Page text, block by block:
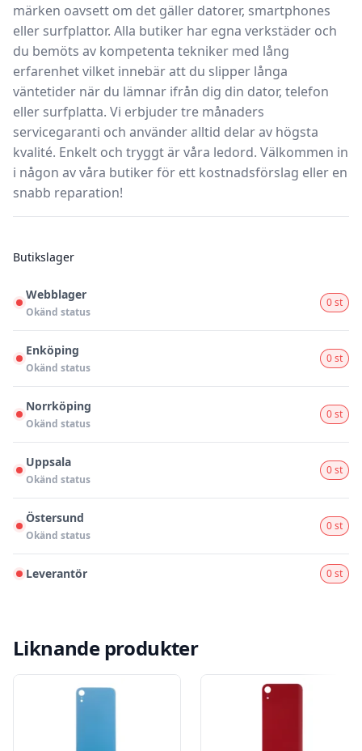
märken oavsett om det gäller datorer, smartphones
eller surfplattor. Alla butiker har egna verkstäder och
du bemöts av kompetenta tekniker med lång
erfarenhet vilket innebär att du slipper långa
väntetider när du lämnar ifrån dig din dator, telefon
eller surfplatta. Vi erbjuder tre månaders
servicegaranti och använder alltid delar av högsta
kvalité. Enkelt och tryggt är våra ledord. Välkommen in
i någon av våra butiker för ett kostnadsförslag eller en
snabb reparation!
Butikslager
Webblager
Okänd status
0 st
Enköping
Okänd status
0 st
Norrköping
Okänd status
0 st
Uppsala
Okänd status
0 st
Östersund
Okänd status
0 st
Leverantör 0 st
Liknande produkter